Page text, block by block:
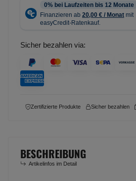
Sicher bezahlen via:
Zertifizierte Produkte Sicher bezahlen
BESCHREIBUNG
Artikelinfos im Detail